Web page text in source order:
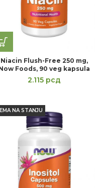
Niacin Flush-Free 250 mg,
Foods, 90 veg kapsula
2.115 рсд
NA STANJU